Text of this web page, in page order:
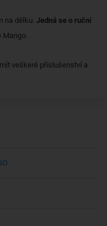
na délku. Jedná se o ruční
Mango.
veškeré příslušenství a